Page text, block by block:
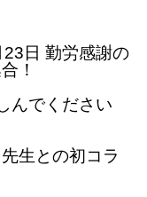
日 勤労感謝の
！
んでください
生との初コラ